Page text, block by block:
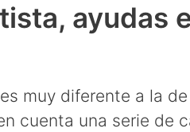
ayudas
muy diferente a la
cuenta una serie de